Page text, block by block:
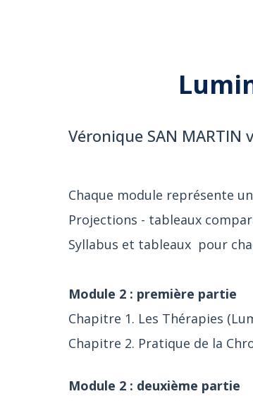
Véronique SAN
Chaque module représente
Projections - tableaux
Syllabus et tableaux pour
Module 2 : première partie
Chapitre 1. Les Thérapies
Chapitre 2. Pratique de la
Module 2 : deuxième partie